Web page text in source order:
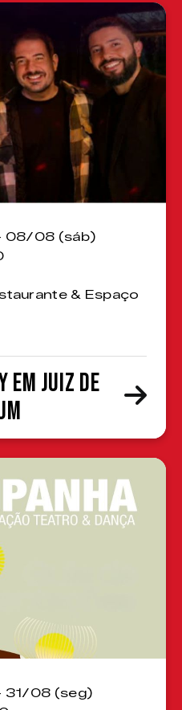
08/08 (sáb)
& Espaço
Juiz de
31/08 (seg)